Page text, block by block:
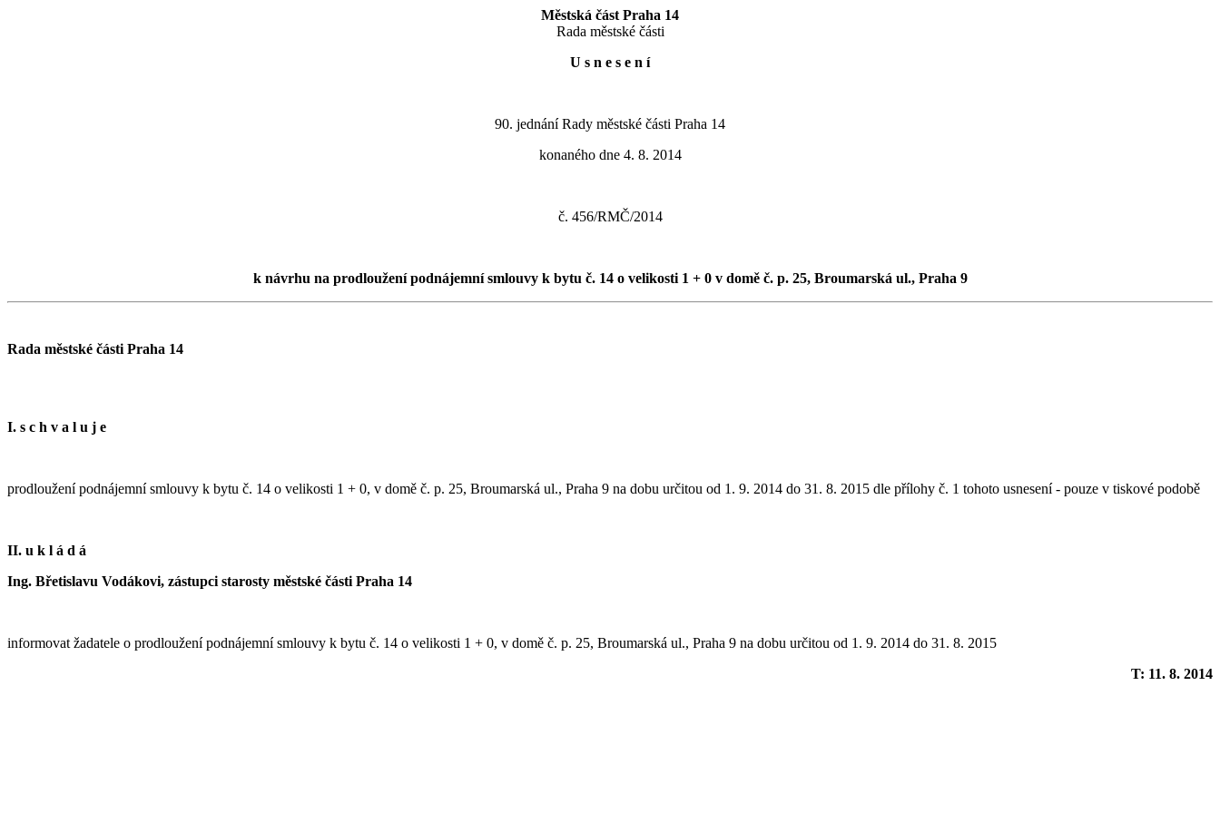
Městská část Praha 14
Rada městské části
U s n e s e n í
90. jednání Rady městské části Praha 14
konaného dne 4. 8. 2014
č. 456/RMČ/2014
k návrhu na prodloužení podnájemní smlouvy k bytu č. 14 o velikosti 1 + 0 v domě č. p. 25, Broumarská ul., Praha 9
Rada městské části Praha 14
I. s c h v a l u j e
prodloužení podnájemní smlouvy k bytu č. 14 o velikosti 1 + 0, v domě č. p. 25, Broumarská ul., Praha 9 na dobu určitou od 1. 9. 2014 do 31. 8. 2015 dle přílohy č. 1 tohoto usnesení - pouze v tiskové podobě
II. u k l á d á
Ing. Břetislavu Vodákovi, zástupci starosty městské části Praha 14
informovat žadatele o prodloužení podnájemní smlouvy k bytu č. 14 o velikosti 1 + 0, v domě č. p. 25, Broumarská ul., Praha 9 na dobu určitou od 1. 9. 2014 do 31. 8. 2015
T: 11. 8. 2014